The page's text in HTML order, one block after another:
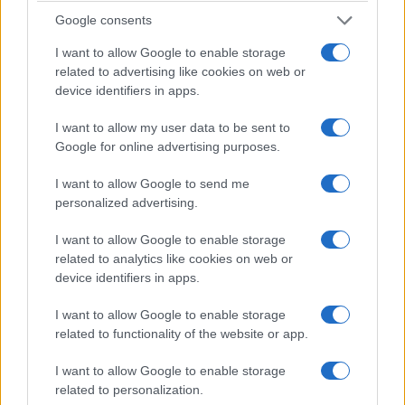
Google consents
I want to allow Google to enable storage
related to advertising like cookies on web or
device identifiers in apps.
I want to allow my user data to be sent to
Google for online advertising purposes.
I want to allow Google to send me
personalized advertising.
I want to allow Google to enable storage
related to analytics like cookies on web or
device identifiers in apps.
I want to allow Google to enable storage
related to functionality of the website or app.
I want to allow Google to enable storage
related to personalization.
rivoluzionario. Invece di passare le vacanze
scrollando su Instagram hannocostruito un
banchetto nel cortile di casavicino alla piazza
del paese e hanno messo in vendita
fresca, caffè, acqua e pasticcini. Lo scopo?
Mettere da parte qualche soldo e comprarsi un
vecchio
Piaggio Ciao
, il motorino che ha fatto
sognare generazioni intere e che è praticamente
I ragazzi si svegliavano anche alle cinque del
mattino per preparare tutto e per guadagnare
qualche soldino anziché mettere il broncio ai
l’ammontare per l’acquisto del Ciao. E stava anche
funzionando:in pochi giorni avevano raccolto